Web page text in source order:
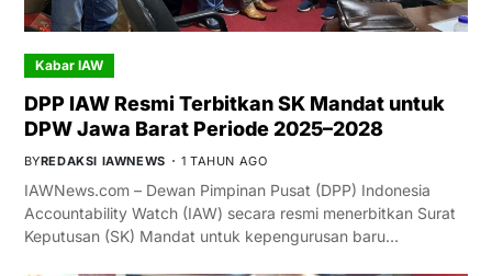
Kabar IAW
DPP IAW Resmi Terbitkan SK Mandat untuk
DPW Jawa Barat Periode 2025–2028
BYREDAKSI IAWNEWS 1 TAHUN AGO
IAWNews.com – Dewan Pimpinan Pusat (DPP) Indonesia
Accountability Watch (IAW) secara resmi menerbitkan Surat
Keputusan (SK) Mandat untuk kepengurusan baru…